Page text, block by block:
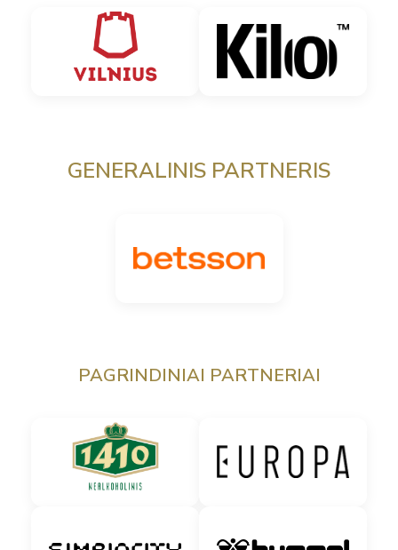
GENERALINIS PARTNERIS
PAGRINDINIAI PARTNERIAI